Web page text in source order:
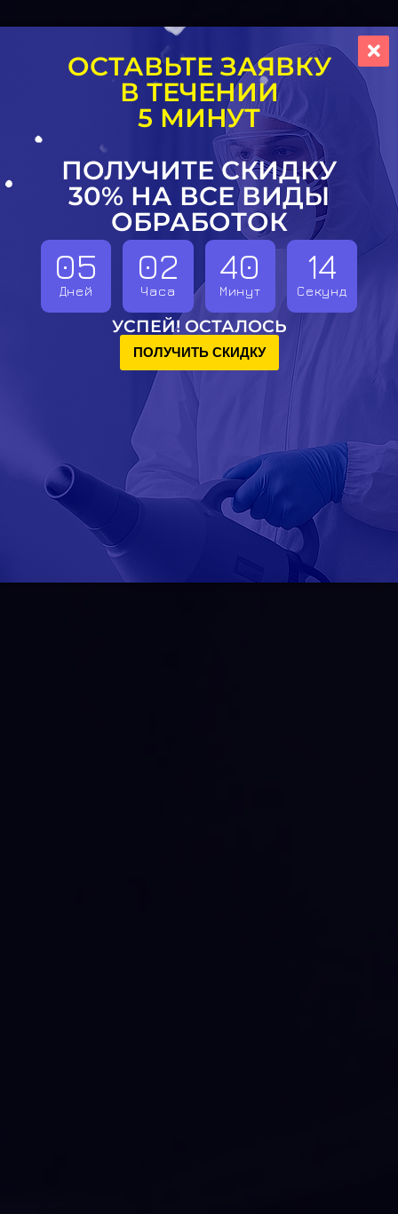
ОСТАВЬТЕ ЗАЯВКУ
В ТЕЧЕНИИ
5 МИНУТ
ПОЛУЧИТЕ СКИДКУ
30% НА ВСЕ ВИДЫ
ОБРАБОТОК
05
Дней
02
Часа
40
Минут
13
Секунд
УСПЕЙ! ОСТАЛОСЬ
ПОЛУЧИТЬ СКИДКУ